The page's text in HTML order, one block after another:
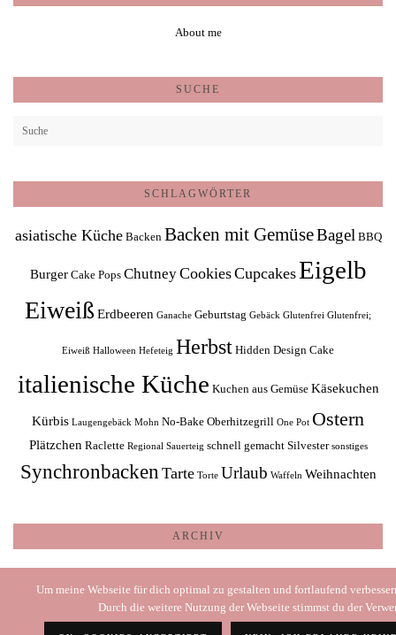
About me
SUCHE
SCHLAGWÖRTER
asiatische Küche Backen Backen mit GemüseBagel BBQ
Burger Cake Pops ChutneyCookiesCupcakesEigelb
Eiweiß Erdbeeren Ganache Geburtstag Gebäck Glutenfrei Glutenfrei;
Eiweiß Halloween Hefeteig Herbst Hidden Design Cake
italienische Küche Kuchen aus Gemüse Käsekuchen
Kürbis Laugengebäck Mohn No-Bake Oberhitzegrill One Pot Ostern
Plätzchen Raclette Regional Sauerteig schnell gemacht Silvester sonstiges
Synchronbacken Tarte Torte Urlaub Waffeln Weihnachten
ARCHIV
Archiv
Um meine Webseite für dich optimal zu gestalten und fortlaufend
Durch die weitere Nutzung der Webseite stimmst du der